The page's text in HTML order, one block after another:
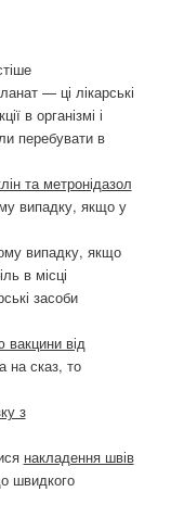
— ці лікарські
в організмі і
перебувати в
та метронідазол
випадку, якщо у
випадку, якщо
в місці
засоби
вакцини від
на сказ, то
з
накладення швів
швидкого